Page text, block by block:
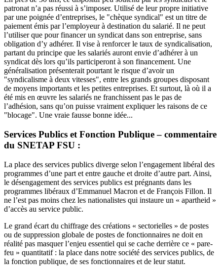
patronat n’a pas réussi à s’imposer. Utilisé de leur propre initiative
par une poignée d’entreprises, le "chèque syndical" est un titre de
paiement émis par l’employeur à destination du salarié. Il ne peut
l’utiliser que pour financer un syndicat dans son entreprise, sans
obligation d’y adhérer. Il vise à renforcer le taux de syndicalisation,
partant du principe que les salariés auront envie d’adhérer à un
syndicat dès lors qu’ils participeront à son financement. Une
généralisation présenterait pourtant le risque d’avoir un
"syndicalisme à deux vitesses", entre les grands groupes disposant
de moyens importants et les petites entreprises. Et surtout, là où il a
été mis en œuvre les salariés ne franchissent pas le pas de
l’adhésion, sans qu’on puisse vraiment expliquer les raisons de ce
"blocage". Une vraie fausse bonne idée...
Services Publics et Fonction Publique – commentaire
du SNETAP FSU :
La place des services publics diverge selon l’engagement libéral des
programmes d’une part et entre gauche et droite d’autre part. Ainsi,
le désengagement des services publics est prégnants dans les
programmes libéraux d’Emmanuel Macron et de François Fillon. Il
ne l’est pas moins chez les nationalistes qui instaure un « apartheid »
d’accès au service public.
Le grand écart du chiffrage des créations « sectorielles » de postes
ou de suppression globale de postes de fonctionnaires ne doit en
réalité pas masquer l’enjeu essentiel qui se cache derrière ce « pare-
feu » quantitatif : la place dans notre société des services publics, de
la fonction publique, de ses fonctionnaires et de leur statut.